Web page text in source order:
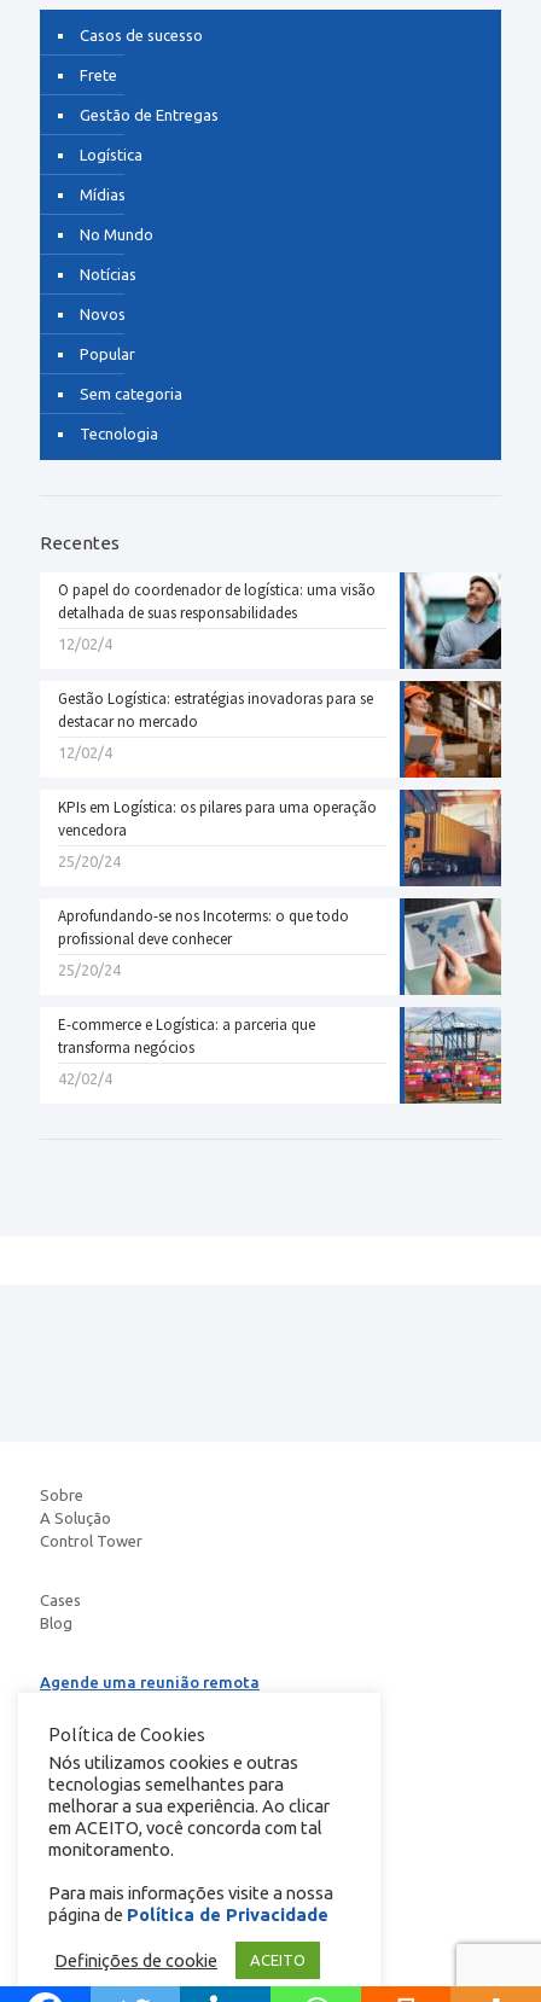
Casos de sucesso
Frete
Gestão de Entregas
Logística
Mídias
No Mundo
Notícias
Novos
Popular
Sem categoria
Tecnologia
Recentes
O papel do coordenador de logística: uma visão
detalhada de suas responsabilidades
12/02/4
Gestão Logística: estratégias inovadoras para se
destacar no mercado
12/02/4
KPIs em Logística: os pilares para uma operação
vencedora
25/20/24
Aprofundando-se nos Incoterms: o que todo
profissional deve conhecer
25/20/24
E-commerce e Logística: a parceria que
transforma negócios
42/02/4
Sobre
A Solução
Control Tower
Cases
Blog
Agende uma reunião remota
conheça nosso
Copyright © 2024 Todos os direitos reservados.
Política de Privacidade
Política de Cookies
Nós utilizamos cookies e outras
tecnologias semelhantes para
melhorar a sua experiência. Ao clicar
em ACEITO, você concorda com tal
monitoramento.
Para mais informações visite a nossa
página de Política de Privacidade
Definições de cookie ACEITO